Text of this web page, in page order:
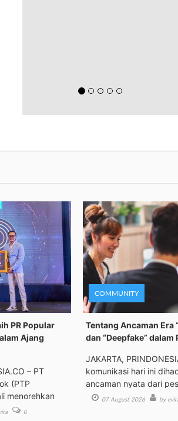
PR Popular
Ajang
– PT
(PTP
menorehkan
0
COMMUNITY
Tentang Ancaman Era
dan “Deepfake” dalam
JAKARTA,
komunikasi hari ini
ancaman nyata dari
07 August 2026 by